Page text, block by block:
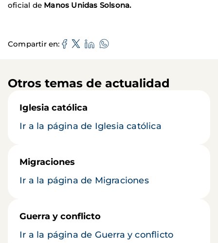
oficial de Manos Unidas Solsona.
Compartir en
Otros temas de actualidad
Iglesia católica
Ir a la página de Iglesia católica
Migraciones
Ir a la página de Migraciones
Guerra y conflicto
Ir a la página de Guerra y conflicto